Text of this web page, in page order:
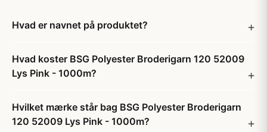
Hvad er navnet på produktet?
Hvad koster BSG Polyester Broderigarn 120 52009
Lys Pink - 1000m?
Hvilket mærke står bag BSG Polyester Broderigarn
120 52009 Lys Pink - 1000m?